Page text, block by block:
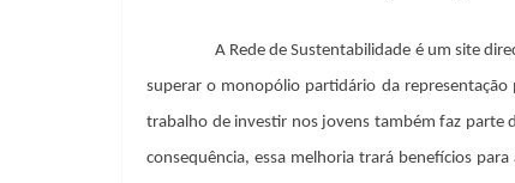
A Rede de Sustentabilidade é um site
superar o monopólio partidário da representação
trabalho de investir nos jovens também faz parte
consequência, essa melhoria trará benefícios